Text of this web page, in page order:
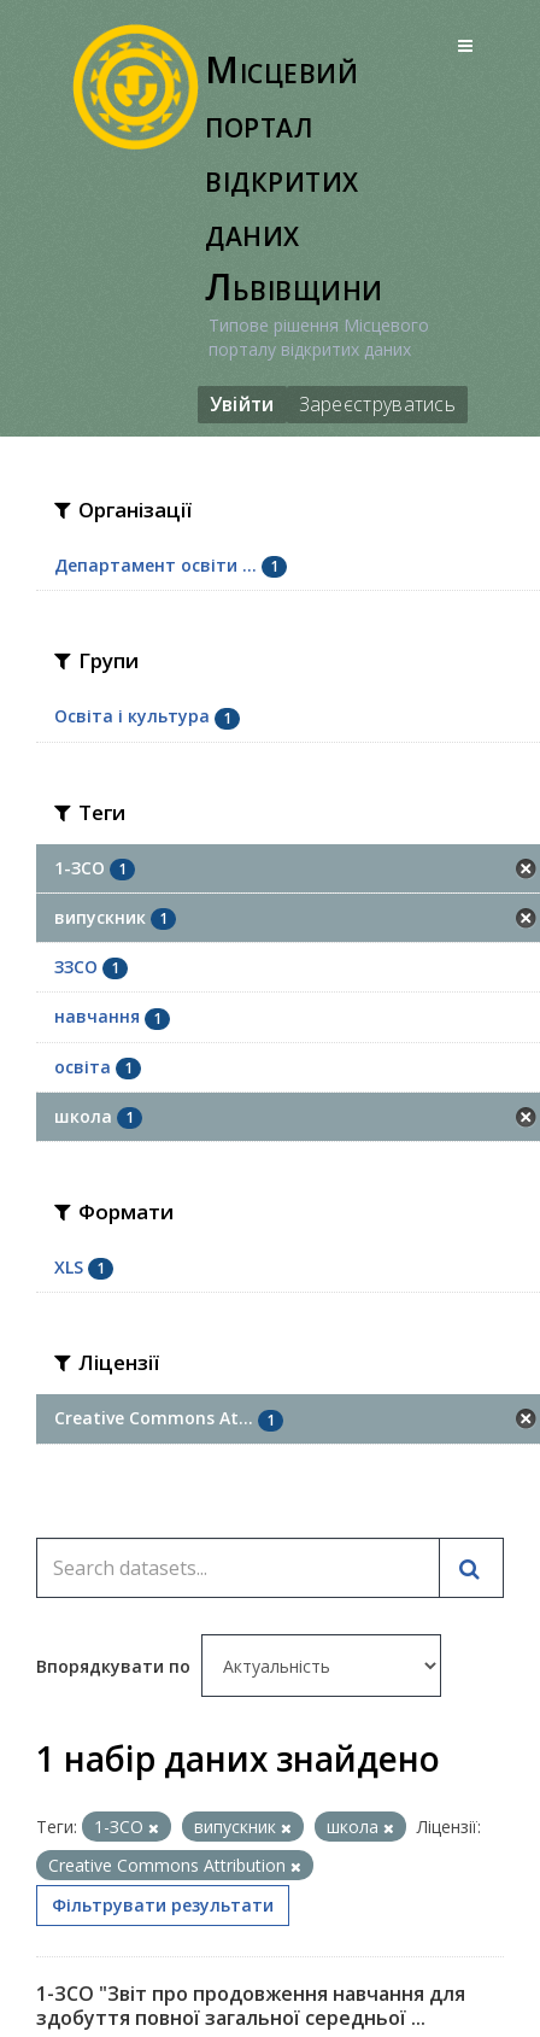
Місцевий
портал
відкритих
даних
Львівщини
Типове рішення Місцевого
порталу відкритих даних
Увійти Зареєструватись
Організації
Департамент освіти ... 1
Групи
Освіта і культура 1
Теги
1-ЗСО 1
випускник 1
ЗЗСО 1
навчання 1
освіта 1
школа 1
Формати
XLS 1
Ліцензії
Creative Commons At... 1
Впорядкувати по
1 набір даних знайдено
Теги: 1-ЗСО випускник школа
Ліцензії:
Creative Commons Attribution
Фільтрувати результати
1-ЗСО "Звіт про продовження навчання для
здобуття повної загальної середньої ...